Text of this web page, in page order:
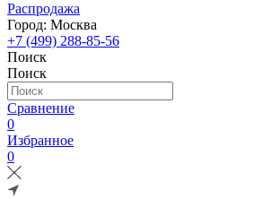
Распродажа
Город: Москва
+7 (499) 288-85-56
Поиск
Поиск
Сравнение
0
Избранное
0